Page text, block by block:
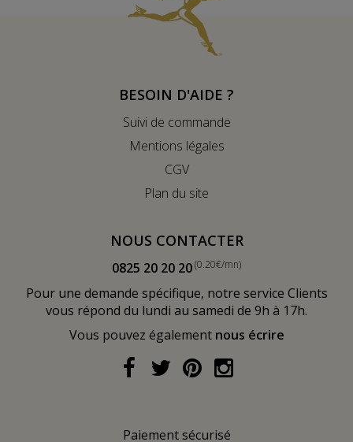
BESOIN D'AIDE ?
Suivi de commande
Mentions légales
CGV
Plan du site
NOUS CONTACTER
0825 20 20 20(0.20€/mn)
Pour une demande spécifique, notre service Clients
vous répond du lundi au samedi de 9h à 17h.
Vous pouvez également nous écrire
Paiement sécurisé